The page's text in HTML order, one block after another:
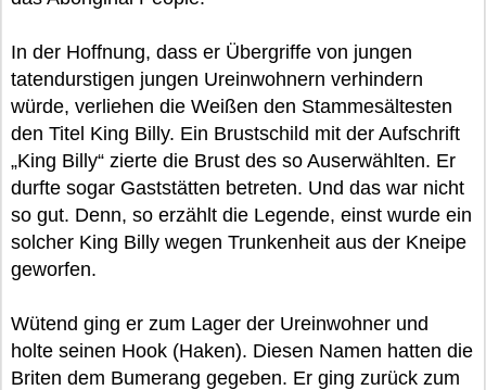
In der Hoffnung, dass er Übergriffe von jungen
tatendurstigen jungen Ureinwohnern verhindern
würde, verliehen die Weißen den Stammesältesten
den Titel King Billy. Ein Brustschild mit der Aufschrift
„King Billy“ zierte die Brust des so Auserwählten. Er
durfte sogar Gaststätten betreten. Und das war nicht
so gut. Denn, so erzählt die Legende, einst wurde ein
solcher King Billy wegen Trunkenheit aus der Kneipe
geworfen.
Wütend ging er zum Lager der Ureinwohner und
holte seinen Hook (Haken). Diesen Namen hatten die
Briten dem Bumerang gegeben. Er ging zurück zum